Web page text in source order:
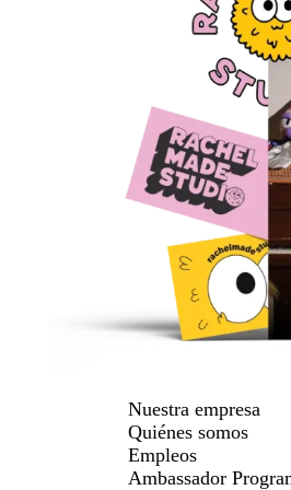
Nuestra empresa
Quiénes somos
Empleos
Ambassador